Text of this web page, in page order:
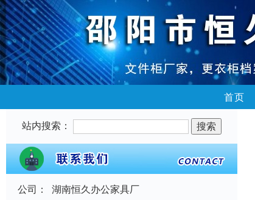
首页
站内搜索：
公司：
湖南恒久办公家具厂